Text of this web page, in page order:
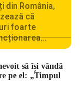
din România,
că
foarte
se confruntă
de vedere
să își vândă
pe el: „Timpul